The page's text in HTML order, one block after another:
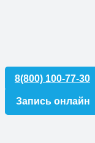
8(800) 100-77-30
Запись онлайн